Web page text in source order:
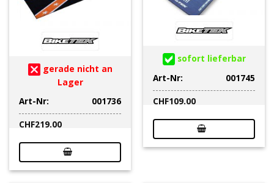
gerade nicht an
Lager
Art-Nr:
001736
CHF219.00
sofort lieferbar
Art-Nr:
001745
CHF109.00